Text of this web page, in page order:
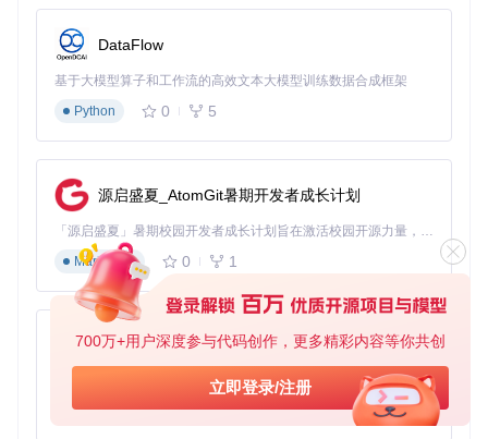
700万+用户深度参与代码创作，更多精彩内容等你共创
立即登录/注册
# 网络配置（根据实际环境调整）
HOST_IP=192.168.100.10
# 组件定制（按需启用服务）
enable_service neutron q-l3 q-agt
enable_plugin octavia https://gitcode.com/gh_mirrors/
disable_service heat cinder
# 高级选项
LOGFILE
LOG_COLOR
=True
核心功能：3种典型部署模式
适合功能验证和代码调试，所有服务运行在单一主机：
DataFlow
基于大模型算子和工作流的高效文本大模型训练数据合成框架
Python
0 5
源启盛夏_AtomGit暑期开发者成长计划
「源启盛夏」暑期校园开发者成长计划旨在激活校园开源力量，通过积分激励、认证扶持、资源倾斜等形式，引导高校组织和开发者完成「入驻 — 建项目 — 做贡献 — 获认证 — 得资源」的完整闭环。无论你是想带领社团入驻平台的组织者，还是希望用代码贡献证明自己的开发者，都能在这里找到属于你的成长路径。
Markdown
0 1
py-xiaozhi
基于Python的Xiaozhi AI，适用于想要完整Xiaozhi体验而无需拥有专用硬件的用户。
Python
0 1